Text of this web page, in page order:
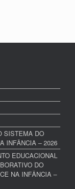
SISTEMA DO
INFÂNCIA – 2026
EDUCACIONAL
DO
NA INFÂNCIA –